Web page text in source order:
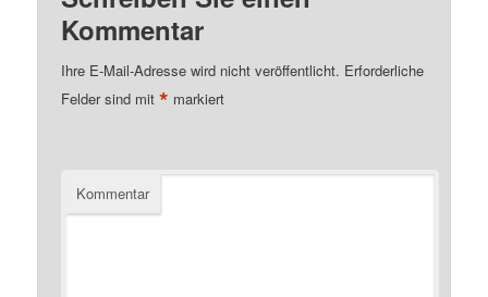
Kommentar
Ihre E-Mail-Adresse wird nicht veröffentlicht. Erforderliche
Felder sind mit* markiert
Kommentar